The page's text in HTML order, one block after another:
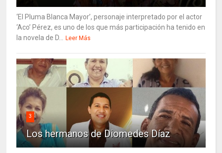
‘El Pluma Blanca Mayor’, personaje interpretado por el actor
‘Aco’ Pérez, es uno de los que más participación ha tenido en
la novela de D... Leer Más
3
Los hermanos de Diomedes Díaz